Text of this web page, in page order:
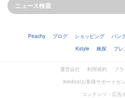
Peachy ブログ ショッピング バンク
Kstyle
株探 プレ
運営会社 利用規約
プ
livedoorお客様サポートセ
コンテンツ・広告